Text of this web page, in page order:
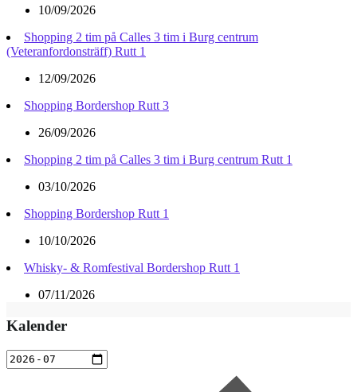
10/09/2026
Shopping 2 tim på Calles 3 tim i Burg centrum
(Veteranfordonsträff) Rutt 1
12/09/2026
Shopping Bordershop Rutt 3
26/09/2026
Shopping 2 tim på Calles 3 tim i Burg centrum Rutt 1
03/10/2026
Shopping Bordershop Rutt 1
10/10/2026
Whisky- & Romfestival Bordershop Rutt 1
07/11/2026
Kalender